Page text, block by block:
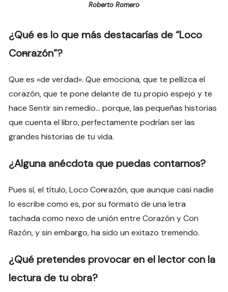
Roberto Romero
¿Qué es lo que más destacarías de “Loco
Conrazón”?
Que es «de verdad». Que emociona, que te pellizca el
corazón, que te pone delante de tu propio espejo y te
hace Sentir sin remedio… porque, las pequeñas historias
que cuenta el libro, perfectamente podrían ser las
grandes historias de tu vida.
¿Alguna anécdota que puedas contarnos?
Pues sí, el título, Loco Conrazón, que aunque casi nadie
lo escribe como es, por su formato de una letra
tachada como nexo de unión entre Corazón y Con
Razón, y sin embargo, ha sido un exitazo tremendo.
¿Qué pretendes provocar en el lector con la
lectura de tu obra?